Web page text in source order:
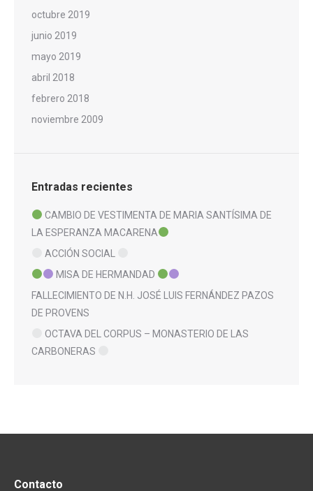
octubre 2019
junio 2019
mayo 2019
abril 2018
febrero 2018
noviembre 2009
Entradas recientes
CAMBIO DE VESTIMENTA DE MARIA SANTÍSIMA DE
LA ESPERANZA MACARENA
ACCIÓN SOCIAL
MISA DE HERMANDAD
FALLECIMIENTO DE N.H. JOSÉ LUIS FERNÁNDEZ PAZOS
DE PROVENS
OCTAVA DEL CORPUS – MONASTERIO DE LAS
CARBONERAS
Contacto